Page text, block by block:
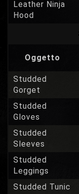
Leather Ninja
Hood
Oggetto
Studded
Gorget
Studded
Gloves
Studded
Sleeves
Studded
Leggings
Studded Tunic